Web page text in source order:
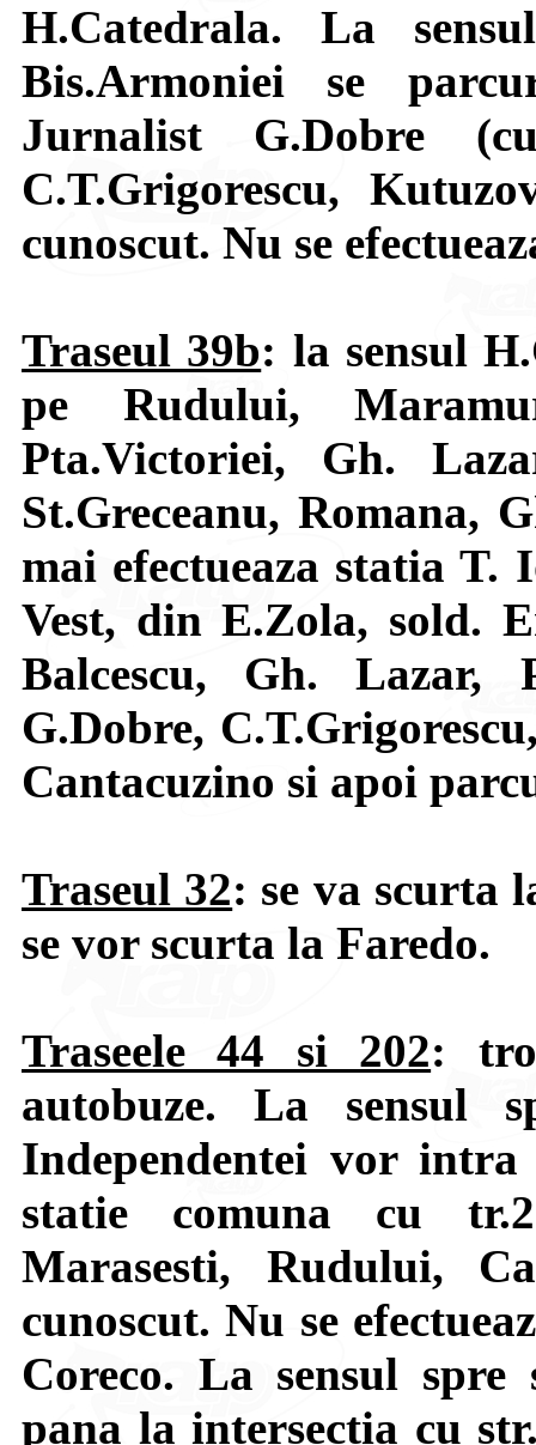
H.Catedrala. La
Bis.Armoniei se
Jurnalist G.Dobre
C.T.Grigorescu,
cunoscut. Nu se
Traseul 39b: la sensul
pe Rudului,
Pta.Victoriei, Gh.
St.Greceanu, Romana,
mai efectueaza statia T.
Vest, din E.Zola, sold.
Balcescu, Gh. Lazar,
G.Dobre,
Cantacuzino si apoi
Traseul 32: se va scurta
se vor scurta la Faredo.
Traseele 44 si 202:
autobuze. La sensul
Independentei vor
statie comuna cu
Marasesti, Rudului,
cunoscut. Nu se
Coreco. La sensul
pana la intersectia cu